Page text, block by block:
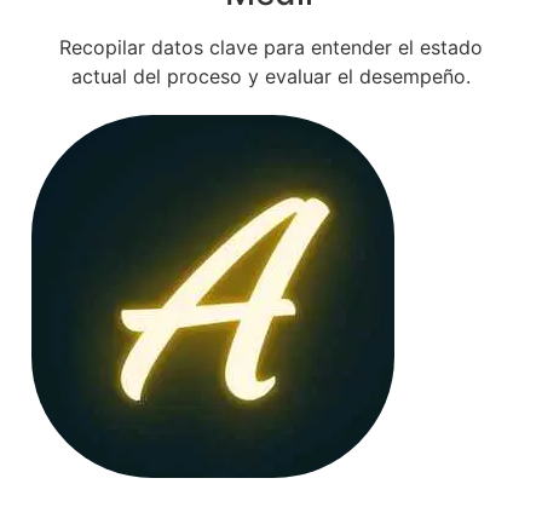
Recopilar datos clave para entender el estado
actual del proceso y evaluar el desempeño.